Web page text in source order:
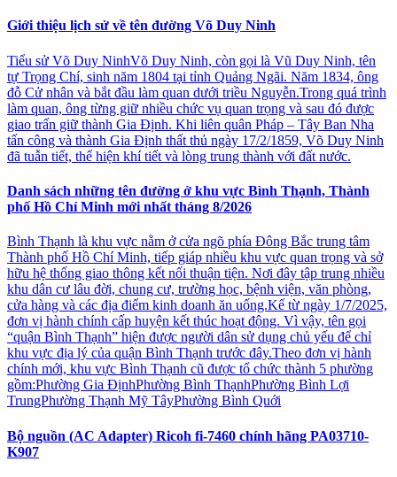
Giới thiệu lịch sử về tên đường Võ Duy Ninh
Tiểu sử Võ Duy NinhVõ Duy Ninh, còn gọi là Vũ Duy Ninh, tên
tự Trọng Chí, sinh năm 1804 tại tỉnh Quảng Ngãi. Năm 1834, ông
đỗ Cử nhân và bắt đầu làm quan dưới triều Nguyễn.Trong quá trình
làm quan, ông từng giữ nhiều chức vụ quan trọng và sau đó được
giao trấn giữ thành Gia Định. Khi liên quân Pháp – Tây Ban Nha
tấn công và thành Gia Định thất thủ ngày 17/2/1859, Võ Duy Ninh
đã tuẫn tiết, thể hiện khí tiết và lòng trung thành với đất nước.
Danh sách những tên đường ở khu vực Bình Thạnh, Thành
phố Hồ Chí Minh mới nhất tháng 8/2026
Bình Thạnh là khu vực nằm ở cửa ngõ phía Đông Bắc trung tâm
Thành phố Hồ Chí Minh, tiếp giáp nhiều khu vực quan trọng và sở
hữu hệ thống giao thông kết nối thuận tiện. Nơi đây tập trung nhiều
khu dân cư lâu đời, chung cư, trường học, bệnh viện, văn phòng,
cửa hàng và các địa điểm kinh doanh ăn uống.Kể từ ngày 1/7/2025,
đơn vị hành chính cấp huyện kết thúc hoạt động. Vì vậy, tên gọi
“quận Bình Thạnh” hiện được người dân sử dụng chủ yếu để chỉ
khu vực địa lý của quận Bình Thạnh trước đây.Theo đơn vị hành
chính mới, khu vực Bình Thạnh cũ được tổ chức thành 5 phường
gồm:Phường Gia ĐịnhPhường Bình ThạnhPhường Bình Lợi
TrungPhường Thạnh Mỹ TâyPhường Bình Quới
Bộ nguồn (AC Adapter) Ricoh fi-7460 chính hãng PA03710-
K907